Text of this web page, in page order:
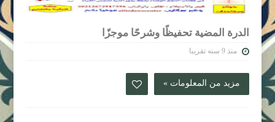
الدرة المضية تحفيظًا وشرحًا موجزًا
منذ 9 سنه تقريبا
مزيد من المعلومات »